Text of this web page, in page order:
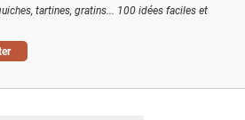
tartines, gratins... 100 idées faciles et